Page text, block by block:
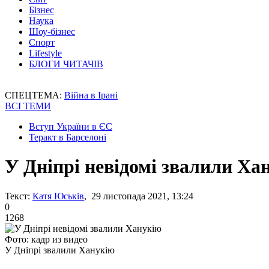
Бізнес
Наука
Шоу-бізнес
Спорт
Lifestyle
БЛОГИ ЧИТАЧІВ
СПЕЦТЕМА: Війна в Ірані
ВСІ ТЕМИ
Вступ України в ЄС
Теракт в Барселоні
У Дніпрі невідомі звалили
Текст: Катя Юськів, 29 листопада 2021, 13:24
0
1268
Фото: кадр из видео
У Дніпрі звалили Ханукію